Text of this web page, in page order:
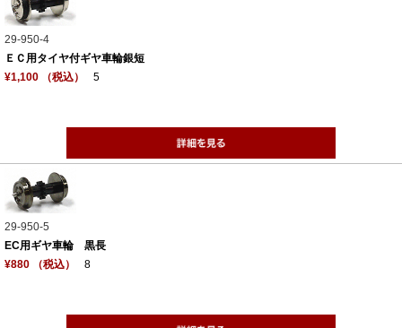
29-950-4
ＥＣ用タイヤ付ギヤ車輪銀短
¥1,100 （税込）
5
29-950-5
EC用ギヤ車輪 黒長
¥880 （税込）
8